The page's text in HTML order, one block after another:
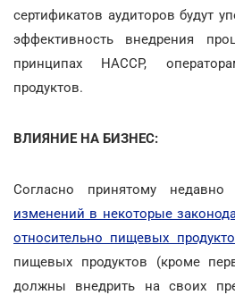
сертификатов аудиторов будут
эффективность внедрения
принципах НАССР,
продуктов.
ВЛИЯНИЕ НА БИЗНЕС:
Согласно принятому недавно
изменений в некоторые
относительно пищевых
пищевых продуктов (кроме
должны внедрить на своих